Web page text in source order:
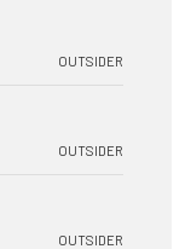
OUTSIDER
OUTSIDER
OUTSIDER